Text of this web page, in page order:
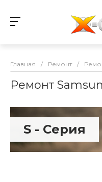
Главная / Ремонт /
Ремонт
S - Серия